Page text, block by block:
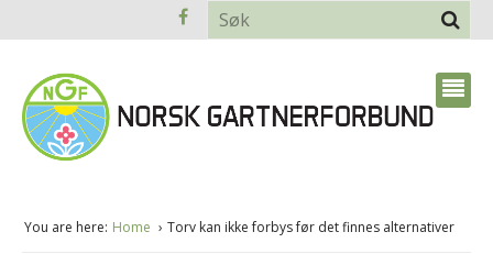
You are here: Home Torv kan ikke forbys før det finnes alternativer